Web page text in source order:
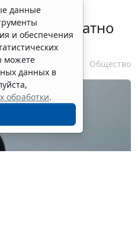
бесплатно
Общество
данные
и обеспечения
можете
данных в
обработки.